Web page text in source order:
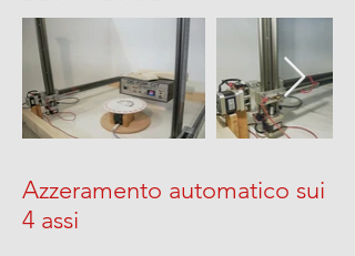
Azzeramento automatico sui
4 assi